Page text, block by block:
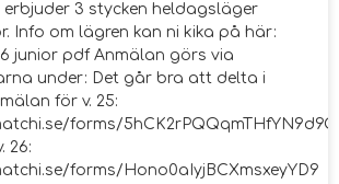
erbjuder 3 stycken heldagsläger
Info om lägren kan ni kika på här:
junior pdf Anmälan görs via
under: Det går bra att delta i
för v. 25:
forms/5hCK2rPQQqmTHfYN9d9Q
26:
forms/Hono0aIyjBCXmsxeyYD9